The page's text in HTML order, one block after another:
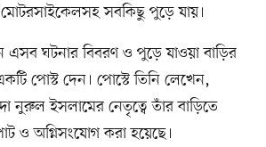
মোটরসাইকেলসহ সবকিছু পুড়ে যায়।
ঘটনার বিবরণ ও পুড়ে যাওয়া বাড়ির
পোস্ট দেন। পোস্টে তিনি লেখেন,
নুরুল ইসলামের নেতৃত্বে তাঁর বাড়িতে
ও অগ্নিসংযোগ করা হয়েছে।